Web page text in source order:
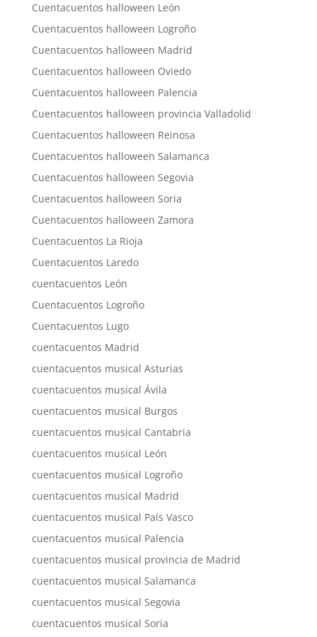
Cuentacuentos halloween León
Cuentacuentos halloween Logroño
Cuentacuentos halloween Madrid
Cuentacuentos halloween Oviedo
Cuentacuentos halloween Palencia
Cuentacuentos halloween provincia Valladolid
Cuentacuentos halloween Reinosa
Cuentacuentos halloween Salamanca
Cuentacuentos halloween Segovia
Cuentacuentos halloween Soria
Cuentacuentos halloween Zamora
Cuentacuentos La Rioja
Cuentacuentos Laredo
cuentacuentos León
Cuentacuentos Logroño
Cuentacuentos Lugo
cuentacuentos Madrid
cuentacuentos musical Asturias
cuentacuentos musical Ávila
cuentacuentos musical Burgos
cuentacuentos musical Cantabria
cuentacuentos musical León
cuentacuentos musical Logroño
cuentacuentos musical Madrid
cuentacuentos musical País Vasco
cuentacuentos musical Palencia
cuentacuentos musical provincia de Madrid
cuentacuentos musical Salamanca
cuentacuentos musical Segovia
cuentacuentos musical Soria